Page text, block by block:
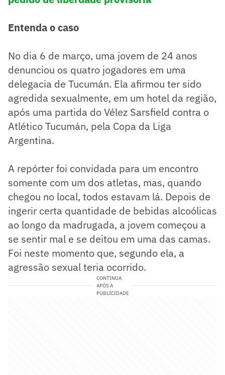
Entenda o caso
No dia 6 de março, uma jovem de 24 anos
denunciou os quatro jogadores em uma
delegacia de Tucumán. Ela afirmou ter sido
agredida sexualmente, em um hotel da região,
após uma partida do Vélez Sarsfield contra o
Atlético Tucumán, pela Copa da Liga
Argentina.
A repórter foi convidada para um encontro
somente com um dos atletas, mas, quando
chegou no local, todos estavam lá. Depois de
ingerir certa quantidade de bebidas alcoólicas
ao longo da madrugada, a jovem começou a
se sentir mal e se deitou em uma das camas.
Foi neste momento que, segundo ela, a
agressão sexual teria ocorrido.
CONTINUA
APÓS A
PUBLICIDADE